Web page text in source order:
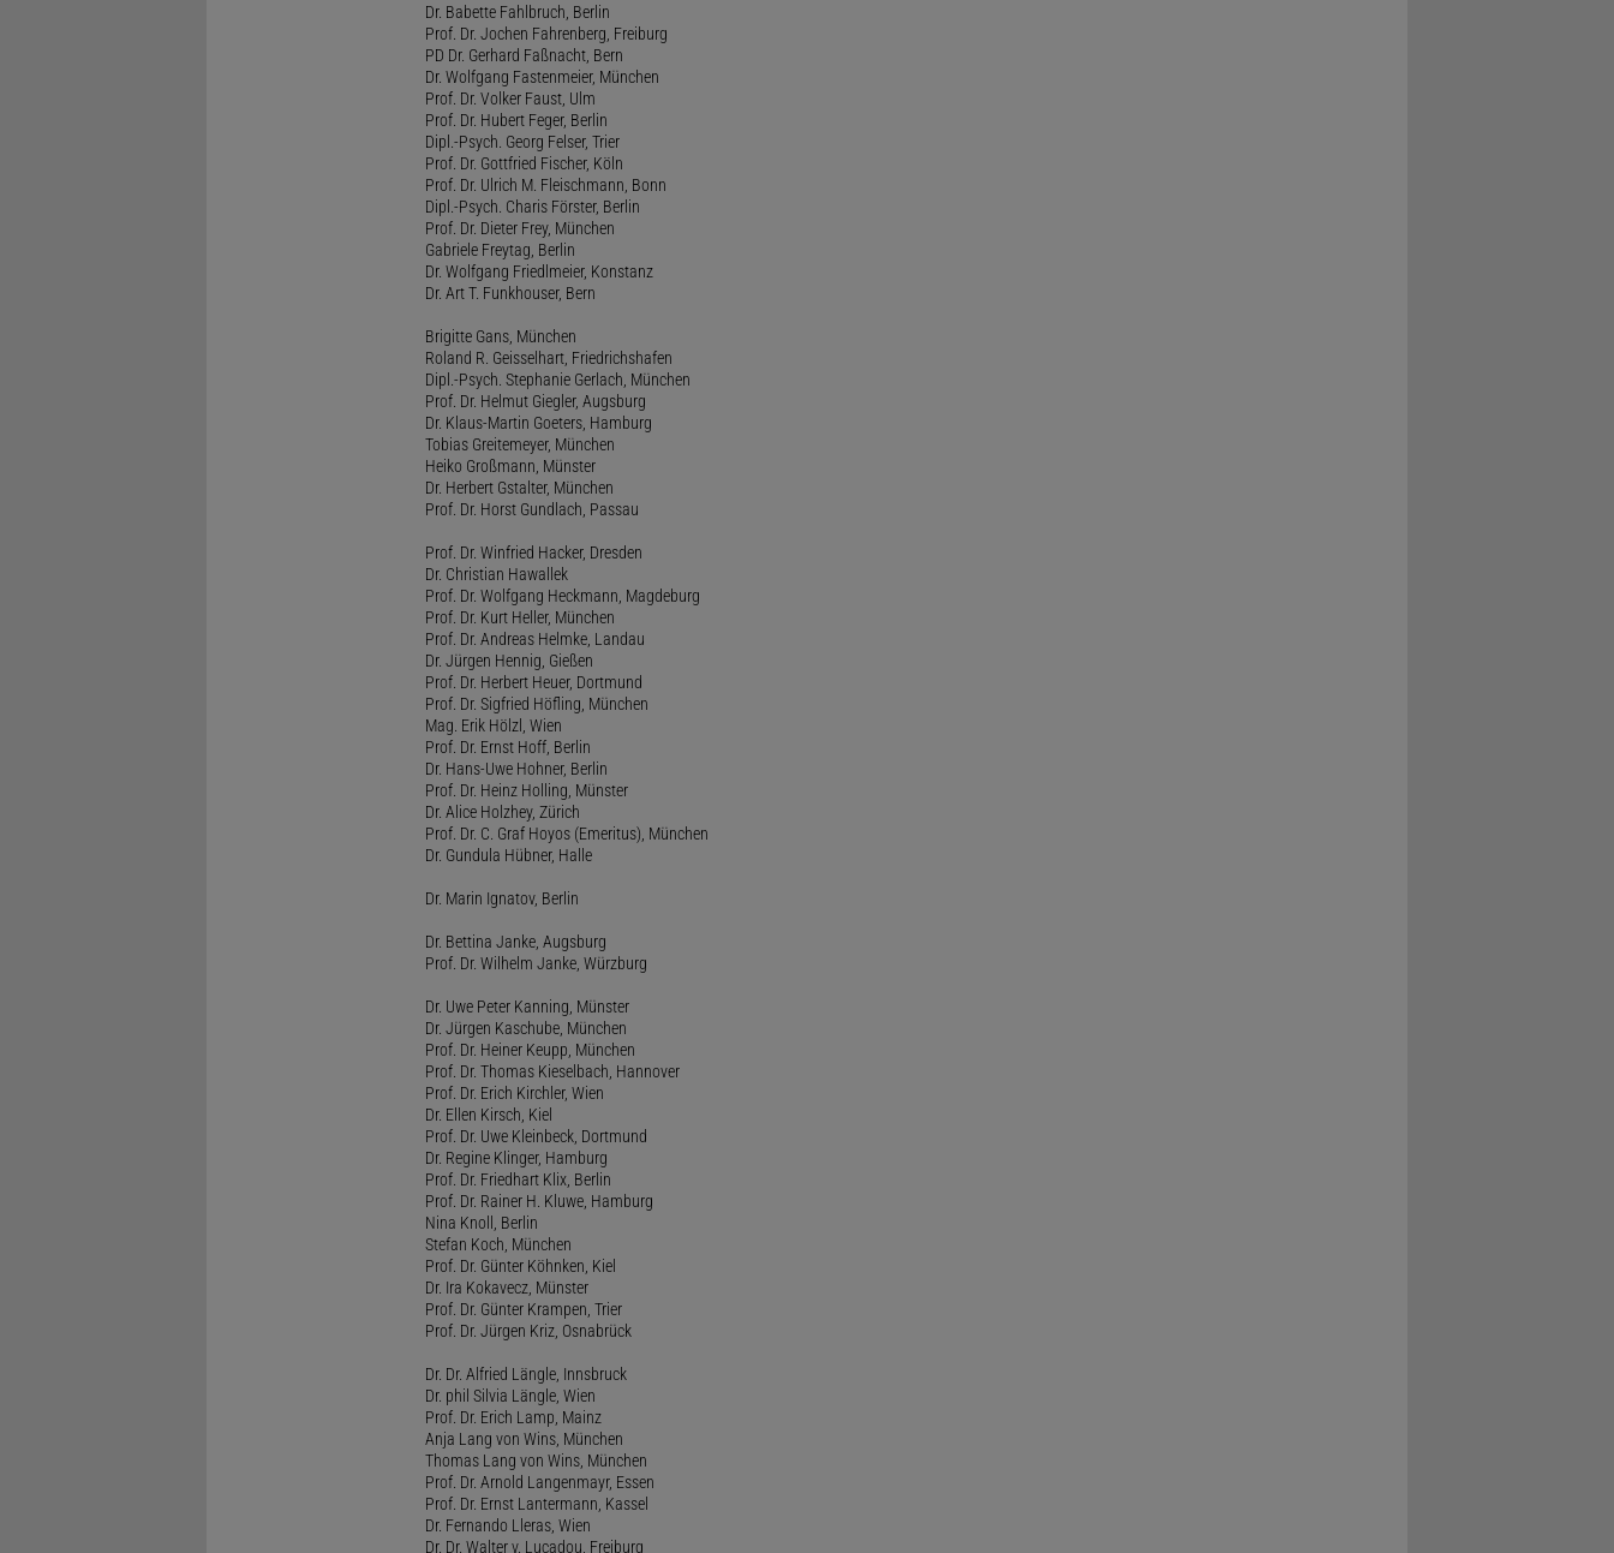
Dr. Babette Fahlbruch, Berlin
Prof. Dr. Jochen Fahrenberg, Freiburg
PD Dr. Gerhard Faßnacht, Bern
Dr. Wolfgang Fastenmeier, München
Prof. Dr. Volker Faust, Ulm
Prof. Dr. Hubert Feger, Berlin
Dipl.-Psych. Georg Felser, Trier
Prof. Dr. Gottfried Fischer, Köln
Prof. Dr. Ulrich M. Fleischmann, Bonn
Dipl.-Psych. Charis Förster, Berlin
Prof. Dr. Dieter Frey, München
Gabriele Freytag, Berlin
Dr. Wolfgang Friedlmeier, Konstanz
Dr. Art T. Funkhouser, Bern
Brigitte Gans, München
Roland R. Geisselhart, Friedrichshafen
Dipl.-Psych. Stephanie Gerlach, München
Prof. Dr. Helmut Giegler, Augsburg
Dr. Klaus-Martin Goeters, Hamburg
Tobias Greitemeyer, München
Heiko Großmann, Münster
Dr. Herbert Gstalter, München
Prof. Dr. Horst Gundlach, Passau
Prof. Dr. Winfried Hacker, Dresden
Dr. Christian Hawallek
Prof. Dr. Wolfgang Heckmann, Magdeburg
Prof. Dr. Kurt Heller, München
Prof. Dr. Andreas Helmke, Landau
Dr. Jürgen Hennig, Gießen
Prof. Dr. Herbert Heuer, Dortmund
Prof. Dr. Sigfried Höfling, München
Mag. Erik Hölzl, Wien
Prof. Dr. Ernst Hoff, Berlin
Dr. Hans-Uwe Hohner, Berlin
Prof. Dr. Heinz Holling, Münster
Dr. Alice Holzhey, Zürich
Prof. Dr. C. Graf Hoyos (Emeritus), München
Dr. Gundula Hübner, Halle
Dr. Marin Ignatov, Berlin
Dr. Bettina Janke, Augsburg
Prof. Dr. Wilhelm Janke, Würzburg
Dr. Uwe Peter Kanning, Münster
Dr. Jürgen Kaschube, München
Prof. Dr. Heiner Keupp, München
Prof. Dr. Thomas Kieselbach, Hannover
Prof. Dr. Erich Kirchler, Wien
Dr. Ellen Kirsch, Kiel
Prof. Dr. Uwe Kleinbeck, Dortmund
Dr. Regine Klinger, Hamburg
Prof. Dr. Friedhart Klix, Berlin
Prof. Dr. Rainer H. Kluwe, Hamburg
Nina Knoll, Berlin
Stefan Koch, München
Prof. Dr. Günter Köhnken, Kiel
Dr. Ira Kokavecz, Münster
Prof. Dr. Günter Krampen, Trier
Prof. Dr. Jürgen Kriz, Osnabrück
Dr. Dr. Alfried Längle, Innsbruck
Dr. phil Silvia Längle, Wien
Prof. Dr. Erich Lamp, Mainz
Anja Lang von Wins, München
Thomas Lang von Wins, München
Prof. Dr. Arnold Langenmayr, Essen
Prof. Dr. Ernst Lantermann, Kassel
Dr. Fernando Lleras, Wien
Dr. Dr. Walter v. Lucadou, Freiburg